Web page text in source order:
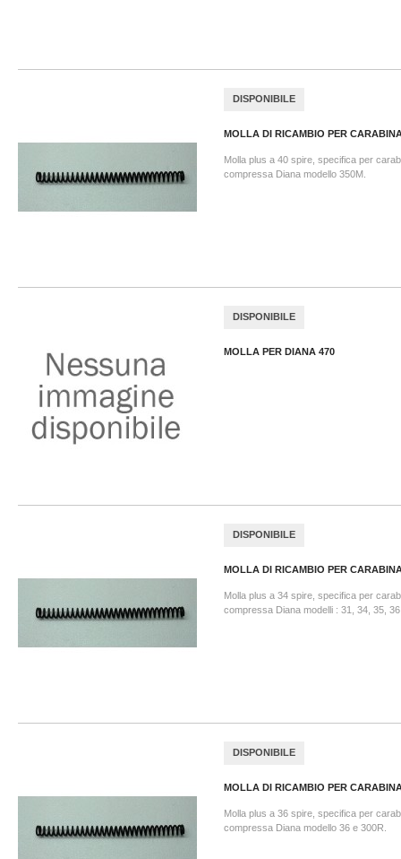
DISPONIBILE
MOLLA DI RICAMBIO PER
Molla plus a 40 spire, specifica per
compressa Diana modello 350M.
DISPONIBILE
MOLLA PER DIANA 470
DISPONIBILE
MOLLA DI RICAMBIO PER
Molla plus a 34 spire, specifica per
compressa Diana modelli : 31, 34, 35,
DISPONIBILE
MOLLA DI RICAMBIO PER
Molla plus a 36 spire, specifica per
compressa Diana modello 36 e 300R.